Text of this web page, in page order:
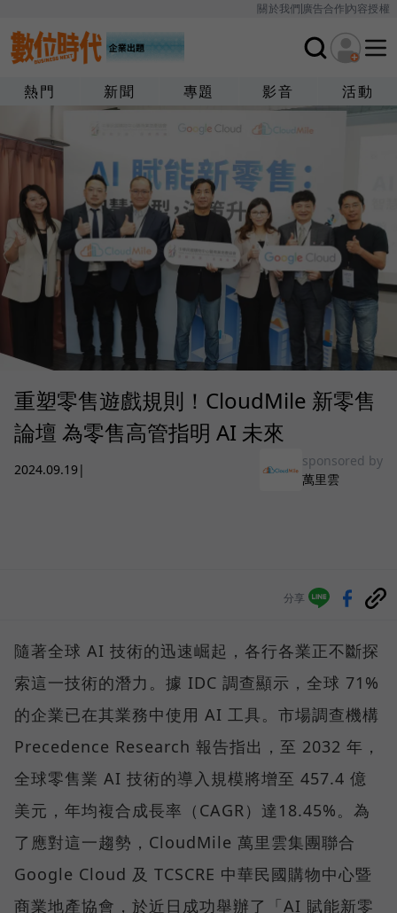
關於我們廣告合作內容授權
熱門 新聞 專題 影音 活動
重塑零售遊戲規則！CloudMile 新零售
論壇 為零售高管指明 AI 未來
2024.09.19|
sponsored by
萬里雲
分享
隨著全球 AI 技術的迅速崛起，各行各業正不斷探
索這一技術的潛力。據 IDC 調查顯示，全球 71%
的企業已在其業務中使用 AI 工具。市場調查機構
Precedence Research 報告指出，至 2032 年，
全球零售業 AI 技術的導入規模將增至 457.4 億
美元，年均複合成長率（CAGR）達18.45%。為
了應對這一趨勢，CloudMile 萬里雲集團聯合
Google Cloud 及 TCSCRE 中華民國購物中心暨
商業地產協會，於近日成功舉辦了「AI 賦能新零